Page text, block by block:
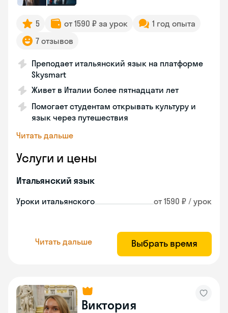
5 от 1590 ₽ за урок
1 год опыта
7 отзывов
Преподает итальянский язык на платформе
Skysmart
Живет в Италии более пятнадцати лет
Помогает студентам открывать культуру и
язык через путешествия
Читать дальше
Услуги и цены
Итальянский язык
Уроки итальянского от 1590 ₽ / урок
Читать дальше Выбрать время
Виктория